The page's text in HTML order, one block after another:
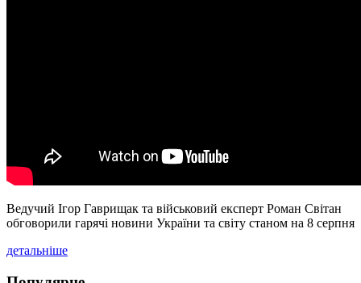
Ведучий Ігор Гаврищак та військовий експерт Роман Світан
обговорили гарячі новини України та світу станом на 8 серпня
детальніше